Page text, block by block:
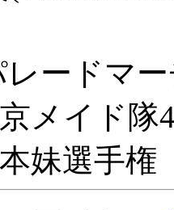
ードマー
京メイド
本妹選手